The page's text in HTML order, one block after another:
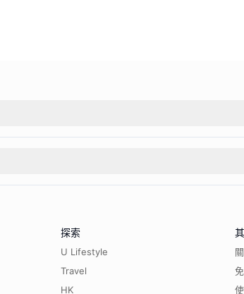
探索
U Lifestyle
Travel
HK